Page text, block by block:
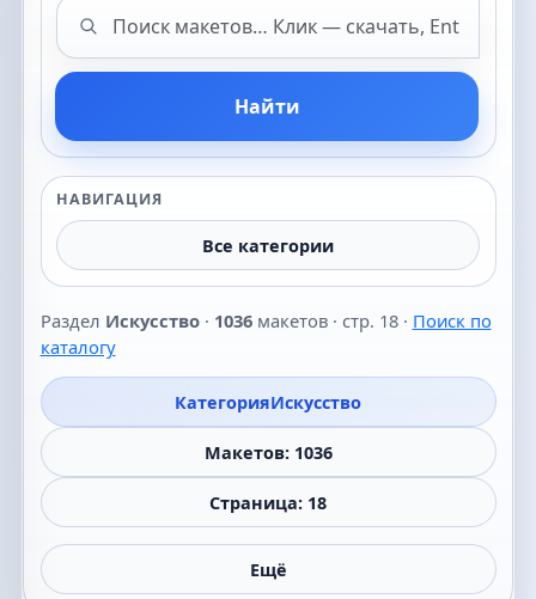
Поиск макетов
Найти
НАВИГАЦИЯ
Все категории
Раздел Искусство· 1036макетов · стр. 18 · Поиск по
каталогу
КатегорияИскусство
Макетов: 1036
Страница: 18
Ещё